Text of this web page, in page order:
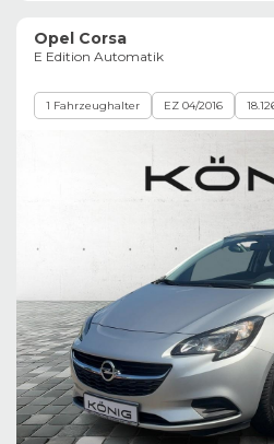
Opel Corsa
E Edition Automatik
1 Fahrzeughalter EZ 04/2016